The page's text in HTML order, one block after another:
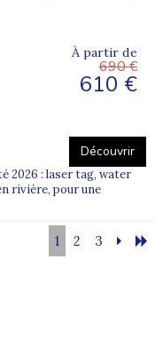
À partir de
690 €
610 €
Découvrir
2026 : laser tag, water
rivière, pour une
1 2 3